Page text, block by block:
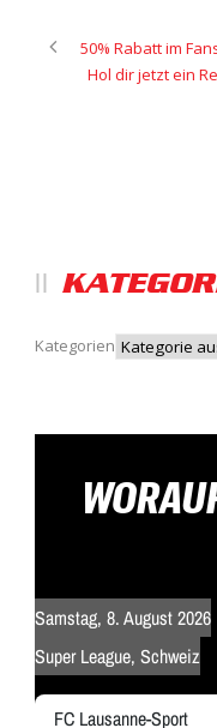
50% Rabatt im
Hol dir jetzt ein
Kategorien